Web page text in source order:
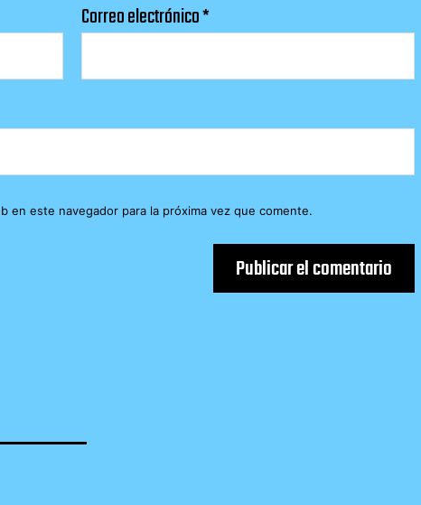
Correo electrónico*
en este navegador para la próxima vez que comente.